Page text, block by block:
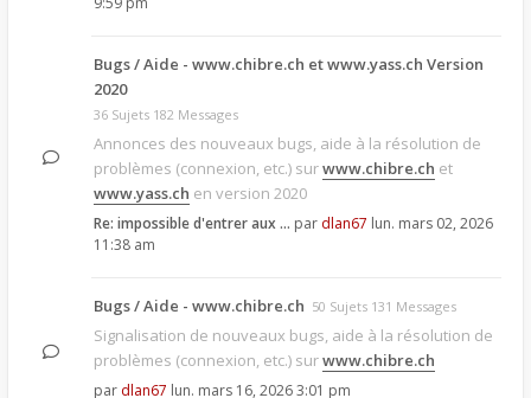
Bugs / Aide - www.chibre.ch et www.yass.ch Version
2020
36 Sujets 182 Messages
Annonces des nouveaux bugs, aide à la résolution de
problèmes (connexion, etc.) surwww.chibre.ch et
www.yass.ch en version 2020
Re: impossible d'entrer aux … par dlan67 lun. mars 02, 2026
11:38 am
Bugs / Aide - www.chibre.ch 50 Sujets 131 Messages
Signalisation de nouveaux bugs, aide à la résolution de
problèmes (connexion, etc.) surwww.chibre.ch
par dlan67 lun. mars 16, 2026 3:01 pm